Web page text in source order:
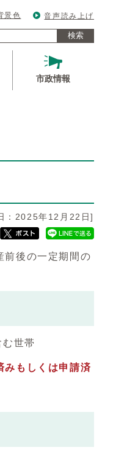
景色 音声読み上げ
検索
市政情報
：2025年12月22日]
前後の一定期間の
世帯
みもしくは申請済